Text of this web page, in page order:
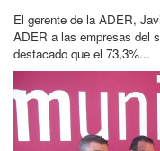
publicación:
El gerente de la ADER,
ADER a las empresas del
destacado que el 73,3%...